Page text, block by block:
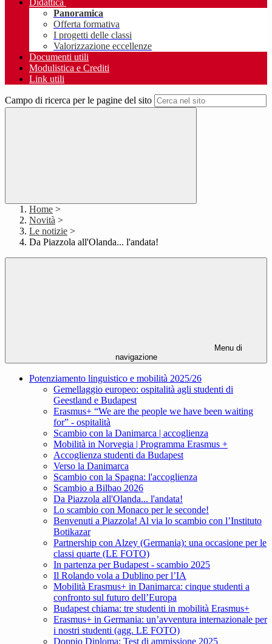
Didattica
Panoramica
Offerta formativa
I progetti delle classi
Valorizzazione eccellenze
Documenti utili
Modulistica e Crediti
Link utili
Campo di ricerca per le pagine del sito
Home >
Novità >
Le notizie >
Da Piazzola all'Olanda... l'andata!
Menu di
navigazione
Potenziamento linguistico e mobilità 2025/26
Gemellaggio europeo: ospitalità agli studenti di
Geestland e Budapest
Erasmus+ “We are the people we have been waiting
for” - ospitalità
Scambio con la Danimarca | accoglienza
Mobilità in Norvegia | Programma Erasmus +
Accoglienza studenti da Budapest
Verso la Danimarca
Scambio con la Spagna: l'accoglienza
Scambio a Bilbao 2026
Da Piazzola all'Olanda... l'andata!
Lo scambio con Monaco per le seconde!
Benvenuti a Piazzola! Al via lo scambio con l’Instituto
Botikazar
Partnership con Alzey (Germania): una occasione per le
classi quarte (LE FOTO)
In partenza per Budapest - scambio 2025
Il Rolando vola a Dublino per l’IA
Mobilità Erasmus+ in Danimarca: cinque studenti a
confronto sul futuro dell’Europa
Budapest chiama: tre studenti in mobilità Erasmus+
Erasmus+ in Germania: un’avventura internazionale per
i nostri studenti (agg. LE FOTO)
Doppio Diploma: Test di ammissione 2025